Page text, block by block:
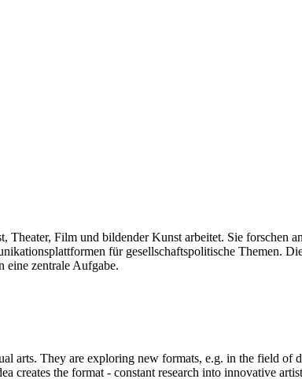
Film und bildender Kunst arbeitet. Sie forschen
für gesellschaftspolitische Themen.
eine zentrale Aufgabe.
arts. They are exploring new formats, e.g. in the field of
the format - constant research into innovative